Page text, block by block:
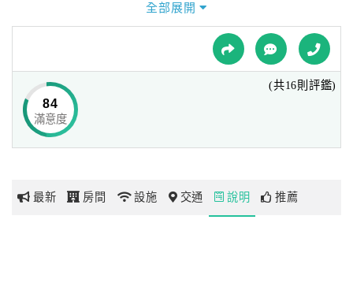
球
網
玩
也僅須15分鐘車程即可抵達。
全館地上共8個樓層、111間客房，
融合東西調性，佐以顏色、光線、線型等元素，變化出獨特
的旅居空間，
從入門的溫暖迎賓火燄、悠閒隨性的寬敞休憩開放空間、
萬設計衛浴空間，
全部展開
84
滿意度
(共16則評鑑)
最新 房間 設施 交通 說明 推薦